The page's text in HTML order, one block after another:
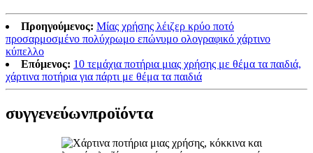
Προηγούμενος: Μίας χρήσης λέιζερ κρύο ποτό
προσαρμοσμένο πολύχρωμο επώνυμο ολογραφικό χάρτινο
κύπελλο
Επόμενος: 10 τεμάχια ποτήρια μιας χρήσης με θέμα τα παιδιά,
χάρτινα ποτήρια για πάρτι με θέμα τα παιδιά
συγγενεύωνπροϊόντα